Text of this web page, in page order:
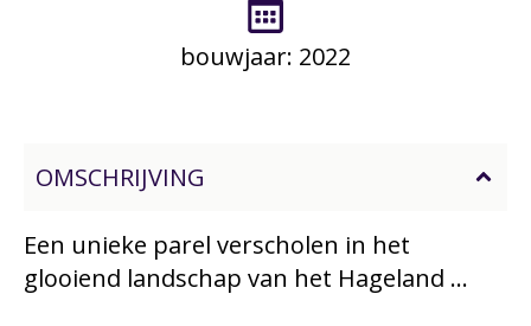
bouwjaar: 2022
OMSCHRIJVING
Een unieke parel verscholen in het
glooiend landschap van het Hageland ...